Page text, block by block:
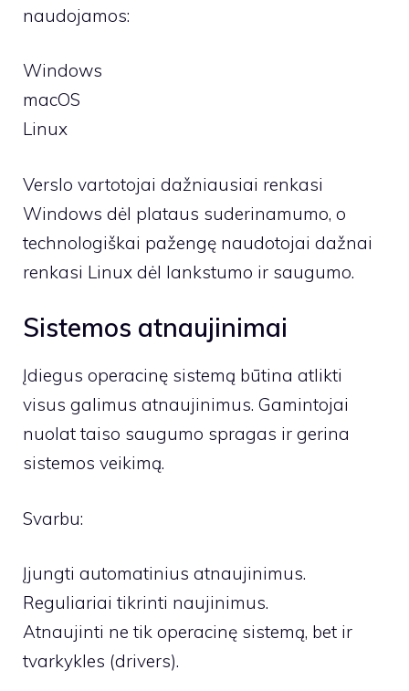
naudojamos:
Windows
macOS
Linux
Verslo vartotojai dažniausiai renkasi
Windows dėl plataus suderinamumo, o
technologiškai pažengę naudotojai dažnai
renkasi Linux dėl lankstumo ir saugumo.
Sistemos atnaujinimai
Įdiegus operacinę sistemą būtina atlikti
visus galimus atnaujinimus. Gamintojai
nuolat taiso saugumo spragas ir gerina
sistemos veikimą.
Svarbu:
Įjungti automatinius atnaujinimus.
Reguliariai tikrinti naujinimus.
Atnaujinti ne tik operacinę sistemą, bet ir
tvarkykles (drivers).